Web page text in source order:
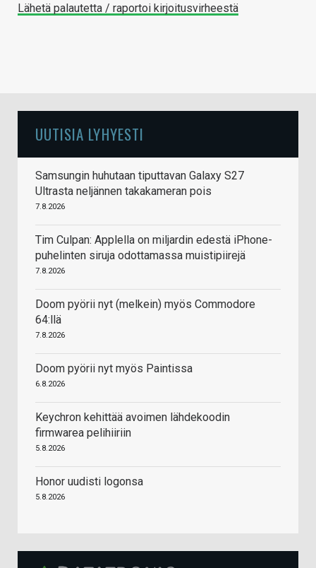
Lähetä palautetta / raportoi kirjoitusvirheestä
UUTISIA LYHYESTI
Samsungin huhutaan tiputtavan Galaxy S27
Ultrasta neljännen takakameran pois
7.8.2026
Tim Culpan: Applella on miljardin edestä iPhone-
puhelinten siruja odottamassa muistipiirejä
7.8.2026
Doom pyörii nyt (melkein) myös Commodore
64:llä
7.8.2026
Doom pyörii nyt myös Paintissa
6.8.2026
Keychron kehittää avoimen lähdekoodin
firmwarea pelihiiriin
5.8.2026
Honor uudisti logonsa
5.8.2026